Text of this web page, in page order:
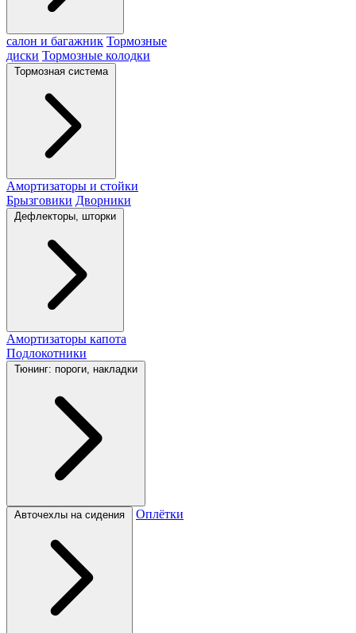
салон и багажник Тормозные
диски Тормозные колодки
Тормозная система
Амортизаторы и стойки
Брызговики Дворники
Дефлекторы, шторки
Амортизаторы капота
Подлокотники
Тюнинг: пороги, накладки
Авточехлы на сидения Оплётки